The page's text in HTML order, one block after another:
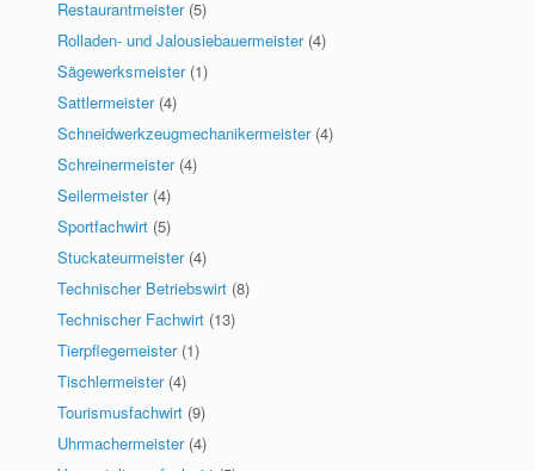
Restaurantmeister (5)
Rolladen- und Jalousiebauermeister (4)
Sägewerksmeister (1)
Sattlermeister (4)
Schneidwerkzeugmechanikermeister (4)
Schreinermeister (4)
Seilermeister (4)
Sportfachwirt (5)
Stuckateurmeister (4)
Technischer Betriebswirt (8)
Technischer Fachwirt (13)
Tierpflegemeister (1)
Tischlermeister (4)
Tourismusfachwirt (9)
Uhrmachermeister (4)